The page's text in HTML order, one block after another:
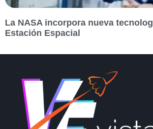
La NASA incorpora nueva
Estación Espacial